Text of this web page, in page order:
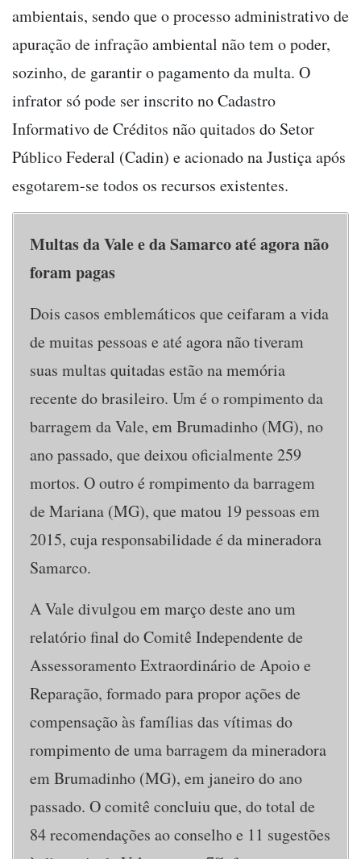
ambientais, sendo que o processo administrativo de
apuração de infração ambiental não tem o poder,
sozinho, de garantir o pagamento da multa. O
infrator só pode ser inscrito no Cadastro
Informativo de Créditos não quitados do Setor
Público Federal (Cadin) e acionado na Justiça após
esgotarem-se todos os recursos existentes.
Multas da Vale e da Samarco até agora não
foram pagas
Dois casos emblemáticos que ceifaram a vida
de muitas pessoas e até agora não tiveram
suas multas quitadas estão na memória
recente do brasileiro. Um é o rompimento da
barragem da Vale, em Brumadinho (MG), no
ano passado, que deixou oficialmente 259
mortos. O outro é rompimento da barragem
de Mariana (MG), que matou 19 pessoas em
2015, cuja responsabilidade é da mineradora
Samarco.
A Vale divulgou em março deste ano um
relatório final do Comitê Independente de
Assessoramento Extraordinário de Apoio e
Reparação, formado para propor ações de
compensação às famílias das vítimas do
rompimento de uma barragem da mineradora
em Brumadinho (MG), em janeiro do ano
passado. O comitê concluiu que, do total de
84 recomendações ao conselho e 11 sugestões